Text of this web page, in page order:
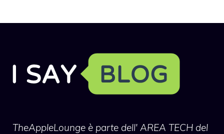
TheAppleLounge è parte dell' AREA TECH del